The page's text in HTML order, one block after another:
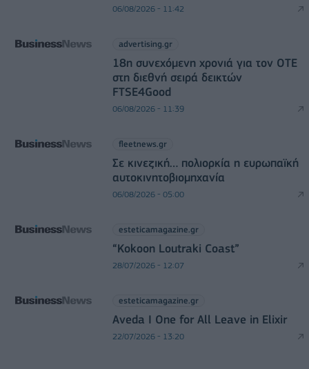
06/08/2026 - 11:42
advertising.gr
18η συνεχόμενη χρονιά για τον ΟΤΕ
στη διεθνή σειρά δεικτών
FTSE4Good
06/08/2026 - 11:39
fleetnews.gr
Σε κινεζική… πολιορκία η ευρωπαϊκή
αυτοκινητοβιομηχανία
06/08/2026 - 05:00
esteticamagazine.gr
“Kokoon Loutraki Coast”
28/07/2026 - 12:07
esteticamagazine.gr
Aveda I One for All Leave in Elixir
22/07/2026 - 13:20